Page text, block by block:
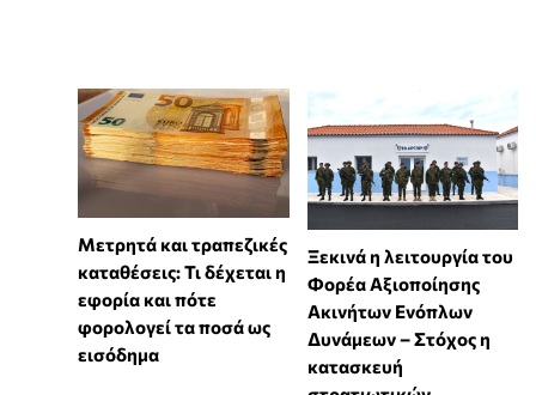
Μετρητά και τραπεζικές
καταθέσεις: Τι δέχεται η
εφορία και πότε
φορολογεί τα ποσά ως
εισόδημα
Ξεκινά η λειτουργία του
Φορέα Αξιοποίησης
Ακινήτων Ενόπλων
Δυνάμεων – Στόχος η
κατασκευή